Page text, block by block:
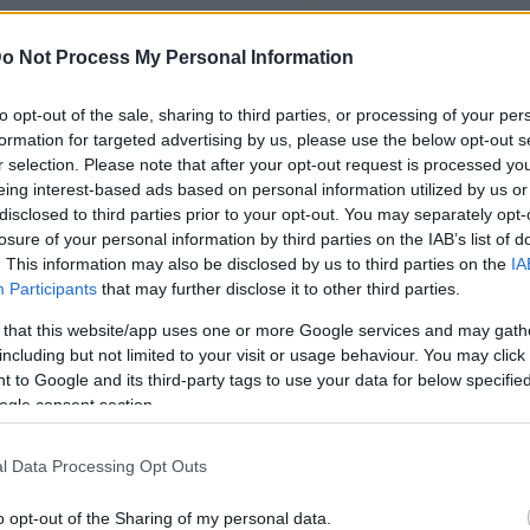
Not Process My Personal Information
opt-out of the sale, sharing to third parties, or processing of your
for targeted advertising by us, please use the below opt-out
selection. Please note that after your opt-out request is processed
interest-based ads based on personal information utilized by us
to third parties prior to your opt-out. You may separately
of your personal information by third parties on the IAB’s list of
This information may also be disclosed by us to third parties on the
Participants that may further disclose it to other third parties.
that this website/app uses one or more Google services and may
but not limited to your visit or usage behaviour. You may
to Google and its third-party tags to use your data for below
consent section.
Data Processing Opt Outs
opt-out of the Sharing of my personal data.
20.45-kor folytatja szereplését a világbajnoki
i válogatott lesz a Puskás Arénában. Az
történjen, érdemes korábban érkezni a
18.45-kor nyitnak. A Puskás Aréna büféi, kiszolgáló
Istvánmezei és Szabó József utcákban lesznek,
tilos lesz a megállás, ezért célszerű
Fontos, hogy mindenki csak a jegyén szereplő
betartja a hazai és UEFA-szabályokat